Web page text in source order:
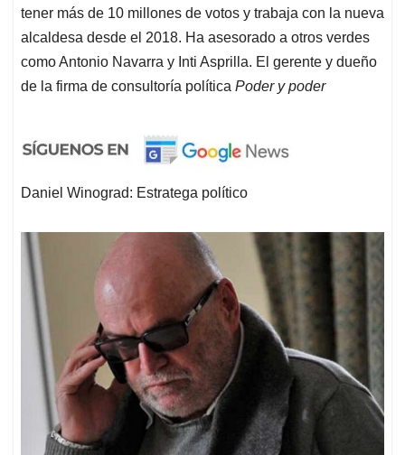
tener más de 10 millones de votos y trabaja con la nueva
alcaldesa desde el 2018. Ha asesorado a otros verdes
como Antonio Navarra y Inti Asprilla. El gerente y dueño
de la firma de consultoría política Poder y poder
Daniel Winograd: Estratega político